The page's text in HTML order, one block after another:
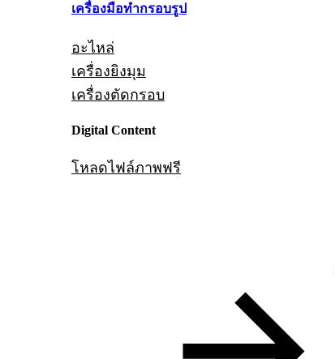
เครื่องมือทำกรอบรูป
อะไหล่
เครื่องยิงมุม
เครื่องตัดกรอบ
Digital Content
โหลดไฟล์ภาพฟรี